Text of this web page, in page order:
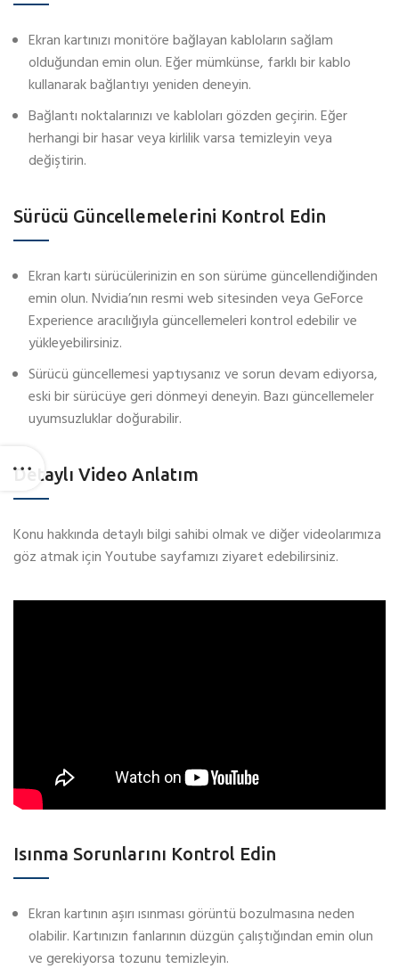
Ekran kartınızı monitöre bağlayan kabloların sağlam
olduğundan emin olun. Eğer mümkünse, farklı bir kablo
kullanarak bağlantıyı yeniden deneyin.
Bağlantı noktalarınızı ve kabloları gözden geçirin. Eğer
herhangi bir hasar veya kirlilik varsa temizleyin veya
değiştirin.
Sürücü Güncellemelerini Kontrol Edin
Ekran kartı sürücülerinizin en son sürüme güncellendiğinden
emin olun. Nvidia’nın resmi web sitesinden veya GeForce
Experience aracılığıyla güncellemeleri kontrol edebilir ve
yükleyebilirsiniz.
Sürücü güncellemesi yaptıysanız ve sorun devam ediyorsa,
eski bir sürücüye geri dönmeyi deneyin. Bazı güncellemeler
uyumsuzluklar doğurabilir.
Detaylı Video Anlatım
Konu hakkında detaylı bilgi sahibi olmak ve diğer videolarımıza
göz atmak için Youtube sayfamızı ziyaret edebilirsiniz.
Isınma Sorunlarını Kontrol Edin
Ekran kartının aşırı ısınması görüntü bozulmasına neden
olabilir. Kartınızın fanlarının düzgün çalıştığından emin olun
ve gerekiyorsa tozunu temizleyin.